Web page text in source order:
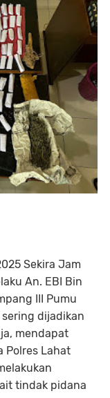
Sekira Jam
An. EBI Bin
III Pumu
sering dijadikan
mendapat
Polres Lahat
tindak pidana